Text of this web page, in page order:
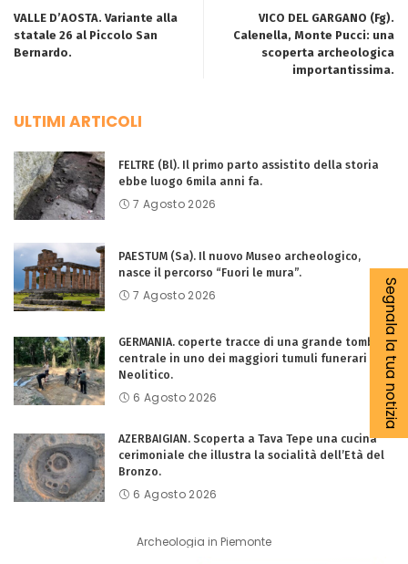
VALLE D’AOSTA. Variante alla
statale 26 al Piccolo San
Bernardo.
VICO DEL GARGANO (Fg).
Calenella, Monte Pucci: una
scoperta archeologica
importantissima.
ULTIMI ARTICOLI
FELTRE (Bl). Il primo parto assistito della storia
ebbe luogo 6mila anni fa.
7 Agosto 2026
PAESTUM (Sa). Il nuovo Museo archeologico,
nasce il percorso “Fuori le mura”.
7 Agosto 2026
GERMANIA. coperte tracce di una grande tomba
centrale in uno dei maggiori tumuli funerari del
Neolitico.
6 Agosto 2026
AZERBAIGIAN. Scoperta a Tava Tepe una cucina
cerimoniale che illustra la socialità dell’Età del
Bronzo.
6 Agosto 2026
Archeologia in Piemonte
Segnala la tua notizia